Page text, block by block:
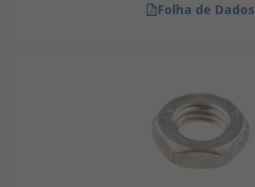
Folha de Dados